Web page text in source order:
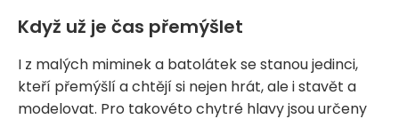
Když už je čas přemýšlet
I z malých miminek a batolátek se stanou jedinci,
kteří přemýšlí a chtějí si nejen hrát, ale i stavět a
modelovat. Pro takovéto chytré hlavy jsou určeny